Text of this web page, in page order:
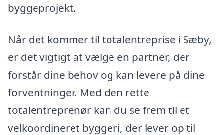
byggeprojekt.
Når det kommer til totalentreprise i Sæby,
er det vigtigt at vælge en partner, der
forstår dine behov og kan levere på dine
forventninger. Med den rette
totalentreprenør kan du se frem til et
velkoordineret byggeri, der lever op til